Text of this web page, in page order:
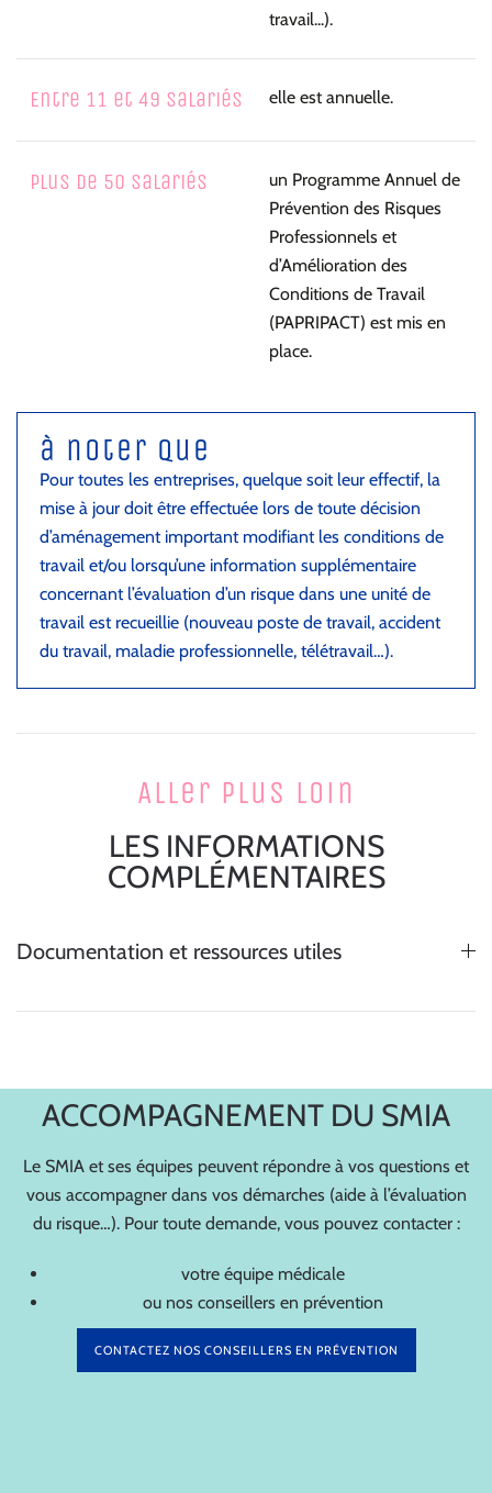
travail...).
Entre 11 et 49 salariés elle est annuelle.
Plus de 50 salariés
un Programme Annuel de
Prévention des Risques
Professionnels et
d’Amélioration des
Conditions de Travail
(PAPRIPACT) est mis en
place.
à noter que
Pour toutes les entreprises, quelque soit leur effectif, la
mise à jour doit être effectuée lors de toute décision
d’aménagement important modifiant les conditions de
travail et/ou lorsqu’une information supplémentaire
concernant l’évaluation d’un risque dans une unité de
travail est recueillie (nouveau poste de travail, accident
du travail, maladie professionnelle, télétravail…).
Aller plus loin
LES INFORMATIONS
COMPLÉMENTAIRES
Documentation et ressources utiles
ACCOMPAGNEMENT DU SMIA
Le SMIA et ses équipes peuvent répondre à vos questions et
vous accompagner dans vos démarches (aide à l’évaluation
du risque…). Pour toute demande, vous pouvez contacter :
votre équipe médicale
ou nos conseillers en prévention
CONTACTEZ NOS CONSEILLERS EN PRÉVENTION